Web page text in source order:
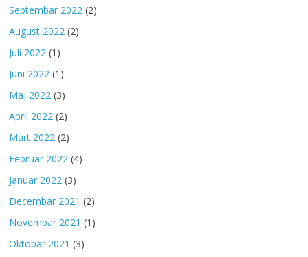
Septembar 2022 (2)
August 2022 (2)
Juli 2022 (1)
Juni 2022 (1)
Maj 2022 (3)
April 2022 (2)
Mart 2022 (2)
Februar 2022 (4)
Januar 2022 (3)
Decembar 2021 (2)
Novembar 2021 (1)
Oktobar 2021 (3)